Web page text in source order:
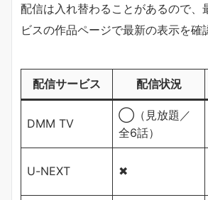
配信は入れ替わることがあるので、
ビスの作品ページで最新の表示を確
配信サービス 配信状況
DMM TV
◯（見放題／
全6話）
U-NEXT ✖